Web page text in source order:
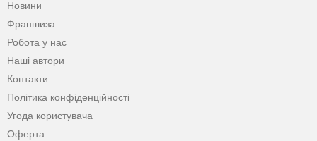
Новини
Франшиза
Робота у нас
Наші автори
Контакти
Політика конфіденційності
Угода користувача
Оферта